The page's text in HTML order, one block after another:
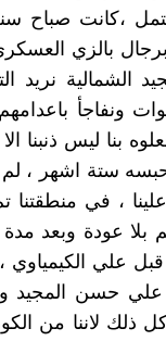
برجال بالزي
نريد
ونفاجأ
بنا ليس ذنبنا الا
ستة اشهر ، لم
، في منطقتنا تم
بلا عودة وبعد مدة
علي الكيمياوي
علي حسن المجيد
ذلك لاننا من